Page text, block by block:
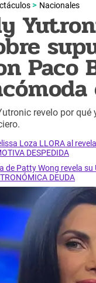
Nacionales
Paco
revelo por
Loza LLORA al
DESPEDIDA
de Patty Wong revela
DEUDA